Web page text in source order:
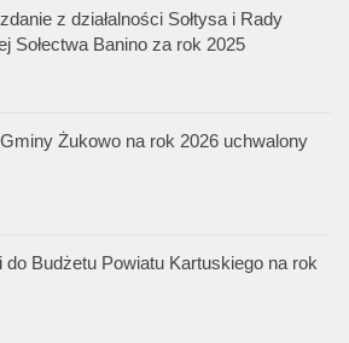
z działalności Sołtysa i Rady
Sołectwa Banino za rok 2025
Żukowo na rok 2026 uchwalony
do Budżetu Powiatu Kartuskiego na rok